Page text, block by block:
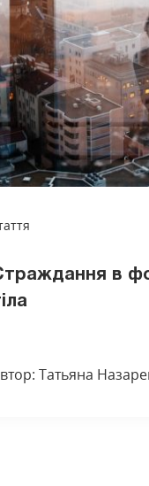
в
Татьяна